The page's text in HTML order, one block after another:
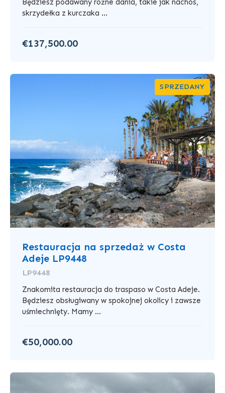
Będziesz podawany różne dania, takie jak nachos,
skrzydełka z kurczaka ...
€137,500.00
SPRZEDANY
Restauracja na sprzedaż w Costa
Adeje LP9448
LP9448
Znakomita restauracja do traspaso w Costa Adeje.
Będziesz obsługiwany w spokojnej okolicy i zawsze
uśmiechnięty. Mamy ...
€50,000.00